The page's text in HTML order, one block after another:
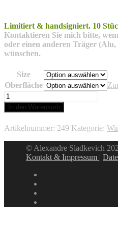
Limitiert & handsigniert. 10
Kontaktieren Sie mich bitte,
oder einen anderen Träger
wünschen.
Size
Oberfläche
Tobolsk
Menge
In den Warenkorb
Artikelnummer: 249 Kategorie:
© Alexandre Sladkevich
Kontakt & Impressum |